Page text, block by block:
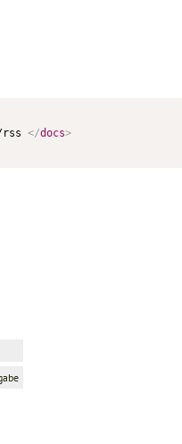
</docs>